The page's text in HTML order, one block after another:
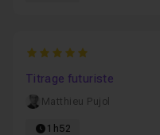
5
Titrage futuriste
Matthieu Pujol
1h52